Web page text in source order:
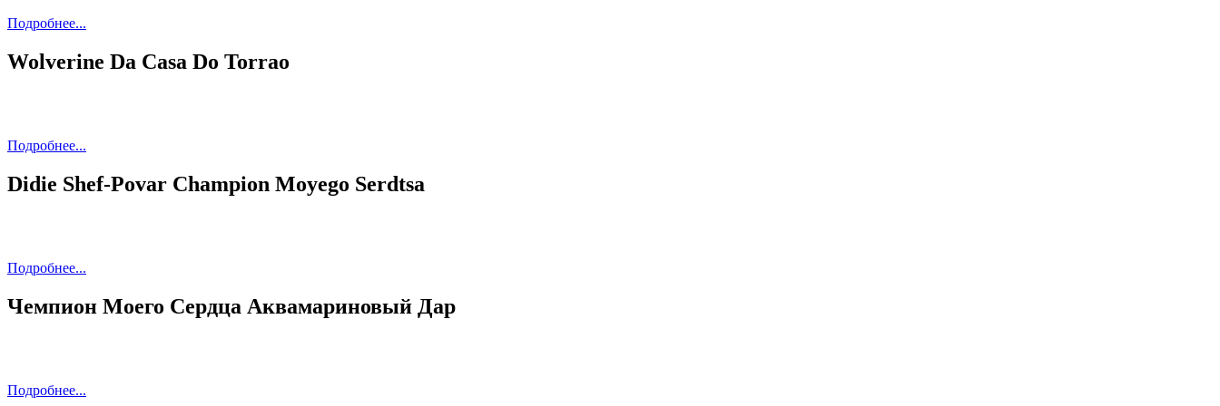
Подробнее...
Wolverine Da Casa Do Torrao
Подробнее...
Didie Shef-Povar Champion Moyego Serdtsa
Подробнее...
Чемпион Моего Сердца Аквамариновый Дар
Подробнее...